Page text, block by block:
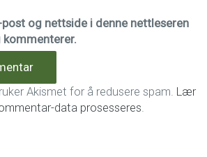
og nettside i denne nettleseren
Akismet for å redusere spam. Lær
data prosesseres